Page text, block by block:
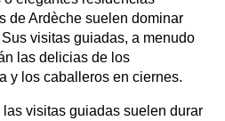
de Ardèche suelen dominar
visitas guiadas, a menudo
las delicias de los
y los caballeros en ciernes.
visitas guiadas suelen durar